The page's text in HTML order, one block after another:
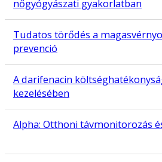
nőgyógyászati gyakorlatban
Tudatos törődés a
prevenció
A darifenacin
kezelésében
Alpha: Otthoni távmonitorozás